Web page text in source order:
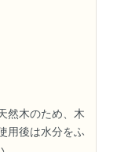
然木のため、木
用後は水分をふ